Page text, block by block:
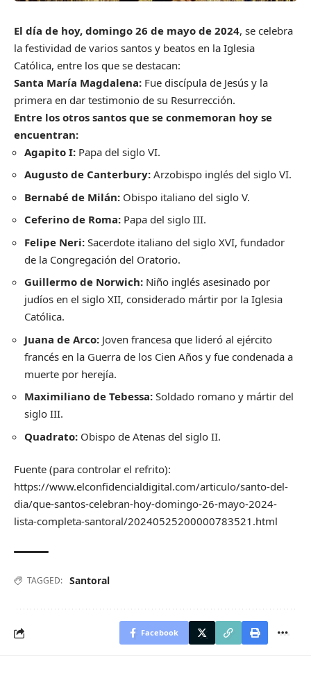
El día de hoy, domingo 26 de mayo de 2024, se celebra
la festividad de varios santos y beatos en la Iglesia
Católica, entre los que se destacan:
Santa María Magdalena: Fue discípula de Jesús y la
primera en dar testimonio de su Resurrección.
Entre los otros santos que se conmemoran hoy se
encuentran:
Agapito I: Papa del siglo VI.
Augusto de Canterbury: Arzobispo inglés del siglo VI.
Bernabé de Milán: Obispo italiano del siglo V.
Ceferino de Roma: Papa del siglo III.
Felipe Neri: Sacerdote italiano del siglo XVI, fundador
de la Congregación del Oratorio.
Guillermo de Norwich: Niño inglés asesinado por
judíos en el siglo XII, considerado mártir por la Iglesia
Católica.
Juana de Arco: Joven francesa que lideró al ejército
francés en la Guerra de los Cien Años y fue condenada a
muerte por herejía.
Maximiliano de Tebessa: Soldado romano y mártir del
siglo III.
Quadrato: Obispo de Atenas del siglo II.
Fuente (para controlar el refrito):
https://www.elconfidencialdigital.com/articulo/santo-del-
dia/que-santos-celebran-hoy-domingo-26-mayo-2024-
lista-completa-santoral/20240525200000783521.html
TAGGED: Santoral
Facebook